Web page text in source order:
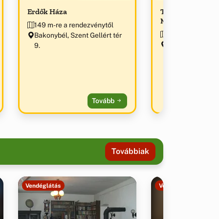
Erdők Háza
149 m-re a rendezvénytől
Bakonybél, Szent Gellért tér
9.
Tovább
Taki Játék és
Múzeum
Továbbiak
Vendéglátás Vendéglátás